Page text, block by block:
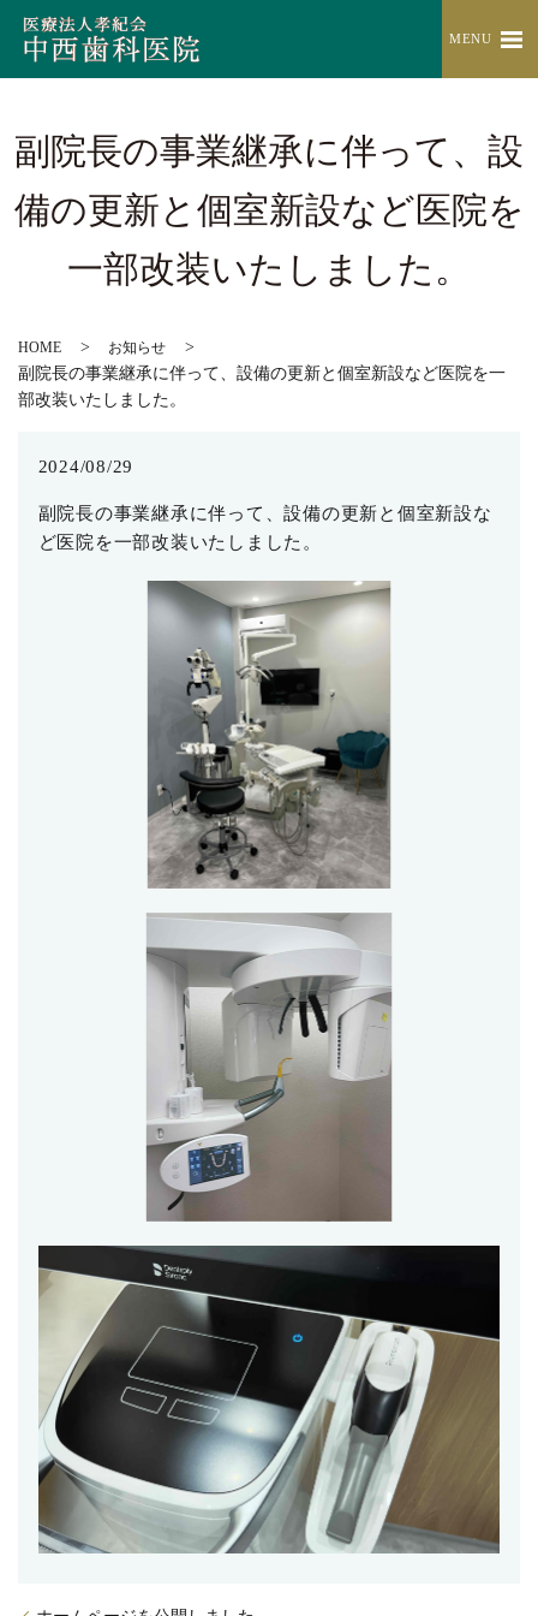
MENU
副院長の事業継承に伴って、設
備の更新と個室新設など医院を
一部改装いたしました。
HOME お知らせ
副院長の事業継承に伴って、設備の更新と個室新設など医院を一
部改装いたしました。
2024/08/29
副院長の事業継承に伴って、設備の更新と個室新設な
ど医院を一部改装いたしました。